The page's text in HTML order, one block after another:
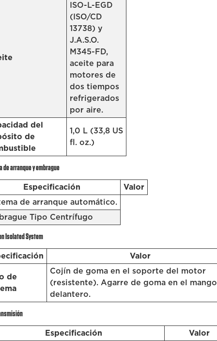
ISO-L-EGD
(ISO/CD
13738) y
J.A.S.O.
M345-FD,
aceite para
motores de
dos tiempos
refrigerados
por aire.
del
de
1,0 L (33,8 US
fl. oz.)
de arranque y embrague
Especificación
Valor
de arranque automático.
Tipo Centrífugo
Isolated System
Valor
de
Cojín de goma en el soporte del motor
(resistente). Agarre de goma en el mango
delantero.
Especificación Valor